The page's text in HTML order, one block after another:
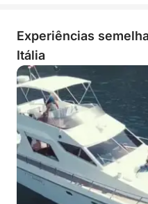
Experiências
Itália